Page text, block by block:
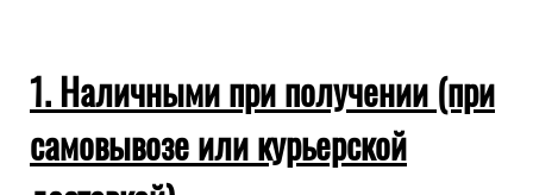
1. Наличными при получении (при
самовывозе или курьерской